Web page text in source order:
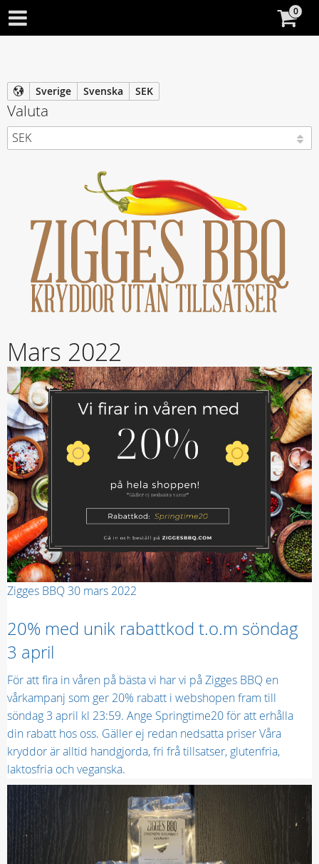
Sverige Svenska SEK
Valuta
Mars 2022
Zigges BBQ30 mars 2022
20% med unik rabattkod t.o.m söndag
3 april
För att fira in våren på bästa vi har vi på Zigges BBQ en
vårkampanj som ger 20% rabatt i webshopen fram till
söndag 3 april kl 23:59. Ange Springtime20 för att erhålla
din rabatt hos oss. Gäller ej redan nedsatta priser Våra
kryddor är alltid handgjorda, fri frå tillsatser, glutenfria,
laktosfria och veganska.